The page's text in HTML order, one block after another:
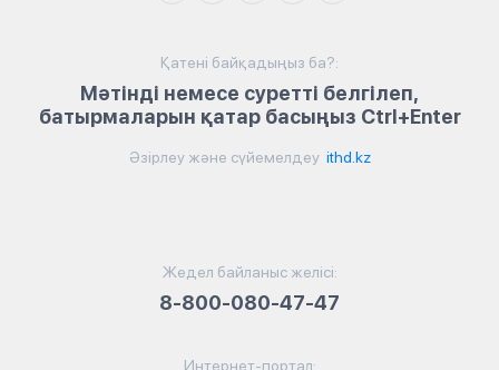
Қатені байқадыңыз ба?:
Мәтінді немесе суретті белгілеп,
батырмаларын қатар басыңыз Ctrl+Enter
Әзірлеу және сүйемелдеу ithd.kz
Жедел байланыс желісі:
8-800-080-47-47
Интернет-портал: